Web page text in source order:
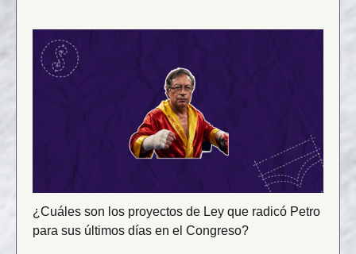
¿Cuáles son los proyectos de Ley que radicó Petro
para sus últimos días en el Congreso?